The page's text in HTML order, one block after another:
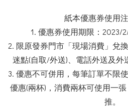
紙本優惠券使用
1. 優惠券使用期限： 2023/
2. 限原發券門市「現場消費」兌
迷點(自取/外送) 、電話外送及
3. 優惠不可併用， 每筆訂單不限
優惠(兩杯) ，消費兩杯可使用一
推。